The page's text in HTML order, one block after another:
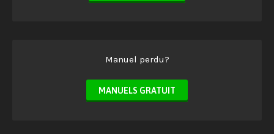
Manuel perdu?
MANUELS GRATUIT